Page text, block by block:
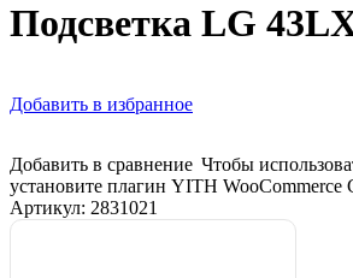
Подсветка LG
Добавить в избранное
Добавить в сравнение Чтобы
установите плагин YITH WooCommerce
Артикул: 2831021